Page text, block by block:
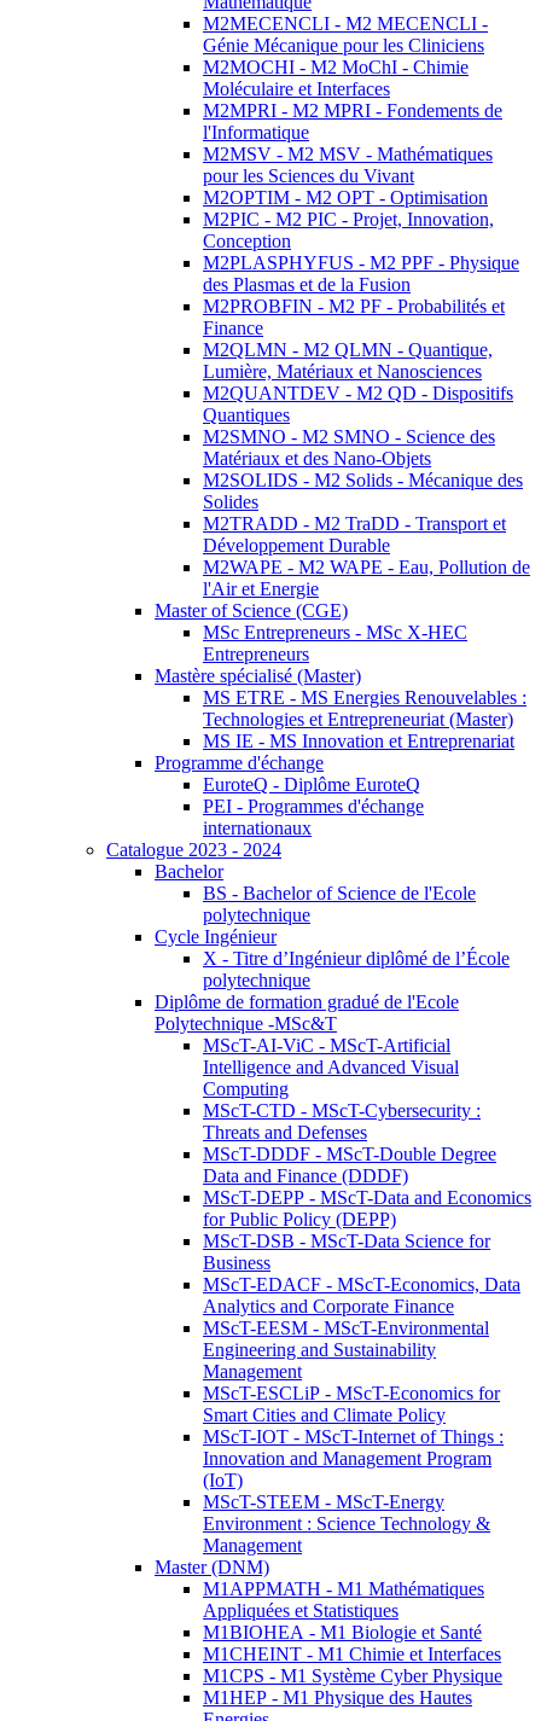
M2MECENCLI - M2 MECENCLI -
Génie Mécanique pour les Cliniciens
M2MOCHI - M2 MoChI - Chimie
Moléculaire et Interfaces
M2MPRI - M2 MPRI - Fondements de
l'Informatique
M2MSV - M2 MSV - Mathématiques
pour les Sciences du Vivant
M2OPTIM - M2 OPT - Optimisation
M2PIC - M2 PIC - Projet, Innovation,
Conception
M2PLASPHYFUS - M2 PPF - Physique
des Plasmas et de la Fusion
M2PROBFIN - M2 PF - Probabilités et
Finance
M2QLMN - M2 QLMN - Quantique,
Lumière, Matériaux et Nanosciences
M2QUANTDEV - M2 QD - Dispositifs
Quantiques
M2SMNO - M2 SMNO - Science des
Matériaux et des Nano-Objets
M2SOLIDS - M2 Solids - Mécanique des
Solides
M2TRADD - M2 TraDD - Transport et
Développement Durable
M2WAPE - M2 WAPE - Eau, Pollution de
l'Air et Energie
Master of Science (CGE)
MSc Entrepreneurs - MSc X-HEC
Entrepreneurs
Mastère spécialisé (Master)
MS ETRE - MS Energies Renouvelables :
Technologies et Entrepreneuriat (Master)
MS IE - MS Innovation et Entreprenariat
Programme d'échange
EuroteQ - Diplôme EuroteQ
PEI - Programmes d'échange
internationaux
Catalogue 2023 - 2024
Bachelor
BS - Bachelor of Science de l'Ecole
polytechnique
Cycle Ingénieur
X - Titre d’Ingénieur diplômé de l’École
polytechnique
Diplôme de formation gradué de l'Ecole
Polytechnique -MSc&T
MScT-AI-ViC - MScT-Artificial
Intelligence and Advanced Visual
Computing
MScT-CTD - MScT-Cybersecurity :
Threats and Defenses
MScT-DDDF - MScT-Double Degree
Data and Finance (DDDF)
MScT-DEPP - MScT-Data and Economics
for Public Policy (DEPP)
MScT-DSB - MScT-Data Science for
Business
MScT-EDACF - MScT-Economics, Data
Analytics and Corporate Finance
MScT-EESM - MScT-Environmental
Engineering and Sustainability
Management
MScT-ESCLiP - MScT-Economics for
Smart Cities and Climate Policy
MScT-IOT - MScT-Internet of Things :
Innovation and Management Program
(IoT)
MScT-STEEM - MScT-Energy
Environment : Science Technology &
Management
Master (DNM)
M1APPMATH - M1 Mathématiques
Appliquées et Statistiques
M1BIOHEA - M1 Biologie et Santé
M1CHEINT - M1 Chimie et Interfaces
M1CPS - M1 Système Cyber Physique
M1HEP - M1 Physique des Hautes